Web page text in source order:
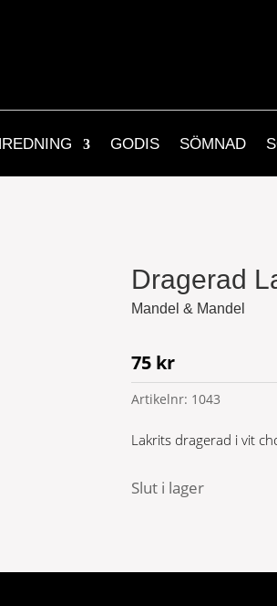
GODIS SÖMNAD
Dragerad
Mandel & Mandel
75 kr
Artikelnr: 1043
Lakrits dragerad i vit
Slut i lager